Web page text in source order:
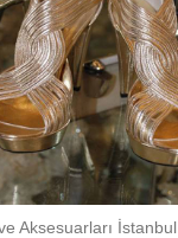
Aksesuarları İstanbul